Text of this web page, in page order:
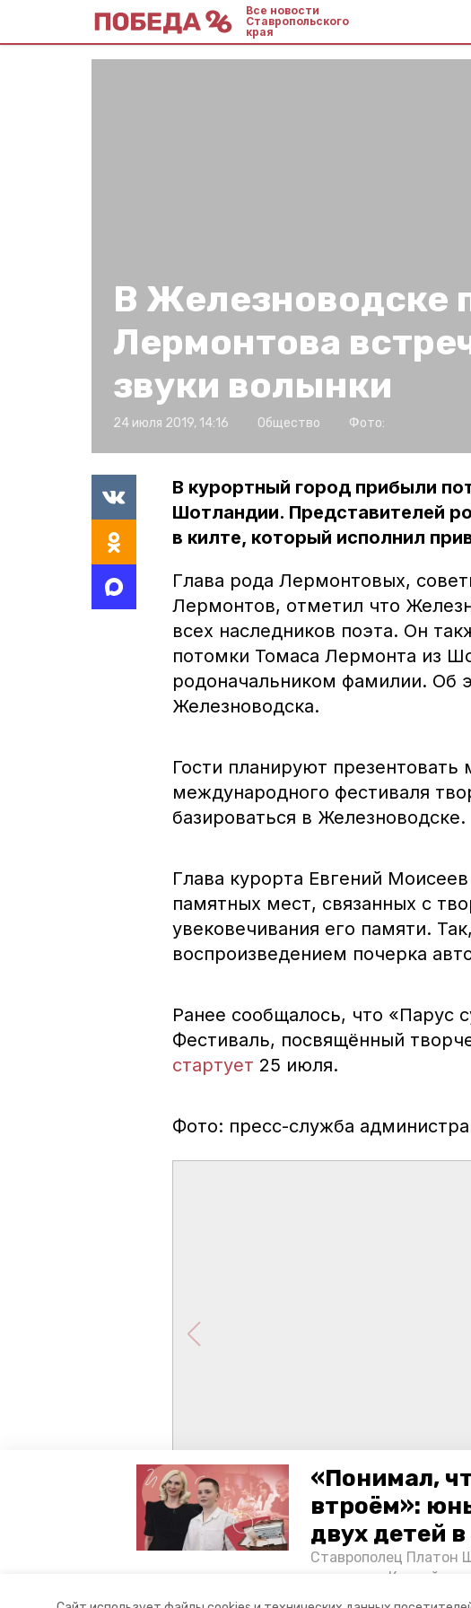
«Понимал,
втроём»:
двух детей
Ставрополец Платон
тонущих в
Все новости
Ставропольского
края
В Железноводске
Лермонтова
звуки волынки
24 июля 2019, 14:16 Общество Фото:
В курортный город прибыли
Шотландии. Представителей
в килте, который исполнил
Глава рода Лермонтовых,
Лермонтов, отметил что
всех наследников поэта. Он
потомки Томаса Лермонта из
родоначальником фамилии. Об
Железноводска.
Гости планируют
международного фестиваля
базироваться в Железноводске.
Глава курорта Евгений
памятных мест, связанных с
увековечивания его памяти.
воспроизведением почерка
Ранее сообщалось, что «Парус
Фестиваль, посвящённый
стартует 25 июля.
Фото: пресс-служба